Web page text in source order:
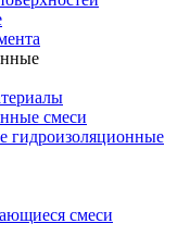
смеси
гидроизоляционные
смеси